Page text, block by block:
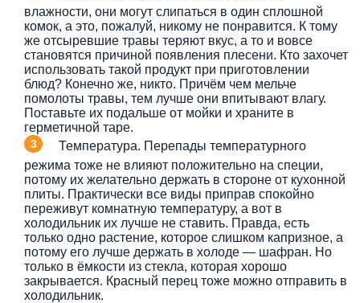
влажности, они могут слипаться в один сплошной
комок, а это, пожалуй, никому не понравится. К тому
же отсыревшие травы теряют вкус, а то и вовсе
становятся причиной появления плесени. Кто захочет
использовать такой продукт при приготовлении
блюд? Конечно же, никто. Причём чем мельче
помолоты травы, тем лучше они впитывают влагу.
Поставьте их подальше от мойки и храните в
герметичной таре.
Температура. Перепады температурного
режима тоже не влияют положительно на специи,
потому их желательно держать в стороне от кухонной
плиты. Практически все виды приправ спокойно
переживут комнатную температуру, а вот в
холодильник их лучше не ставить. Правда, есть
только одно растение, которое слишком капризное, а
потому его лучше держать в холоде — шафран. Но
только в ёмкости из стекла, которая хорошо
закрывается. Красный перец тоже можно отправить в
холодильник.